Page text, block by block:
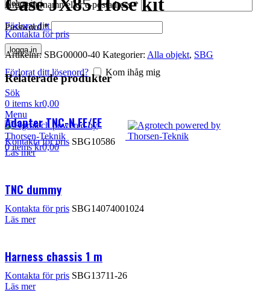
logga in
Förlorat ditt lösenord?
Användarnamn eller e-postadress*
Password*
logga in
Förlorat ditt lösenord?
Kom ihåg mig
Sök
0 items kr0,00
Menu
0items kr0,00
Case JX85 Hose kit
Kontakta för pris
Artikelnr: SBG00000-40 Kategorier: Alla objekt, SBG
Relaterade produkter
Adapter TNC-N FE/FE
Kontakta för pris SBG10586
Läs mer
TNC dummy
Kontakta för pris SBG14074001024
Läs mer
Harness chassis 1 m
Kontakta för pris SBG13711-26
Läs mer